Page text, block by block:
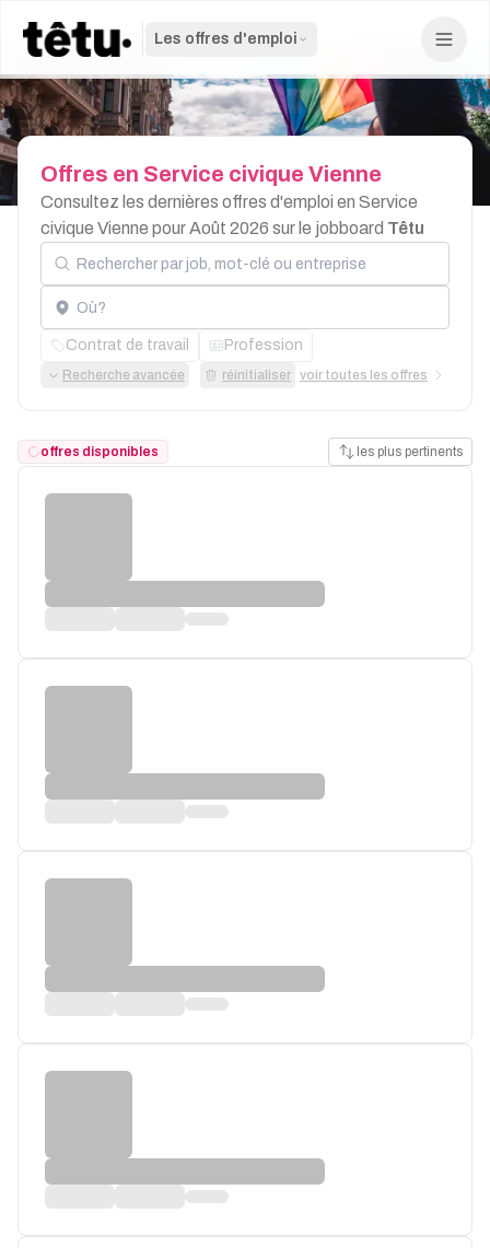
Les offres d'emploi
Offres en Service civique Vienne
Consultez les dernières offres d'emploi en Service
civique Vienne pour Août 2026 sur le jobboard Têtu
Rechercher par job, mot-clé ou entreprise
Localisation
Contrat de travail Profession
Recherche avancée réinitialiser voir toutes les offres
offres disponibles les plus pertinents